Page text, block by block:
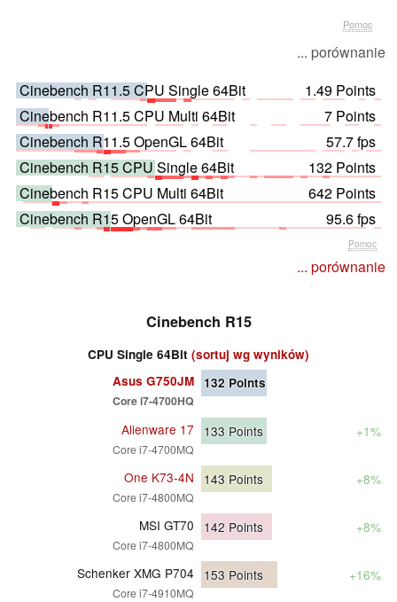
Pomoc
... porównanie
Cinebench R11.5 CPU Single 64Bit
1.49 Points
Cinebench R11.5 CPU Multi 64Bit
7 Points
Cinebench R11.5 OpenGL 64Bit
57.7 fps
Cinebench R15 CPU Single 64Bit
132 Points
Cinebench R15 CPU Multi 64Bit
642 Points
Cinebench R15 OpenGL 64Bit
95.6 fps
Pomoc
... porównanie
Cinebench R15
CPU Single 64Bit (sortuj wg wyników)
Asus G750JM
Core i7-4700HQ
132 Points
Alienware 17
Core i7-4700MQ
133 Points +1%
One K73-4N
Core i7-4800MQ
143 Points +8%
MSI GT70
Core i7-4800MQ
142 Points +8%
Schenker XMG P704
Core i7-4910MQ
153 Points +16%